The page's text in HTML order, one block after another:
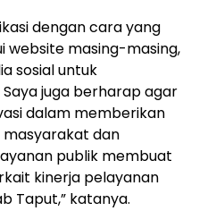
dengan cara yang
website masing-masing,
sosial untuk
juga berharap agar
dalam memberikan
dan
publik membuat
kinerja pelayanan
Taput,” katanya.